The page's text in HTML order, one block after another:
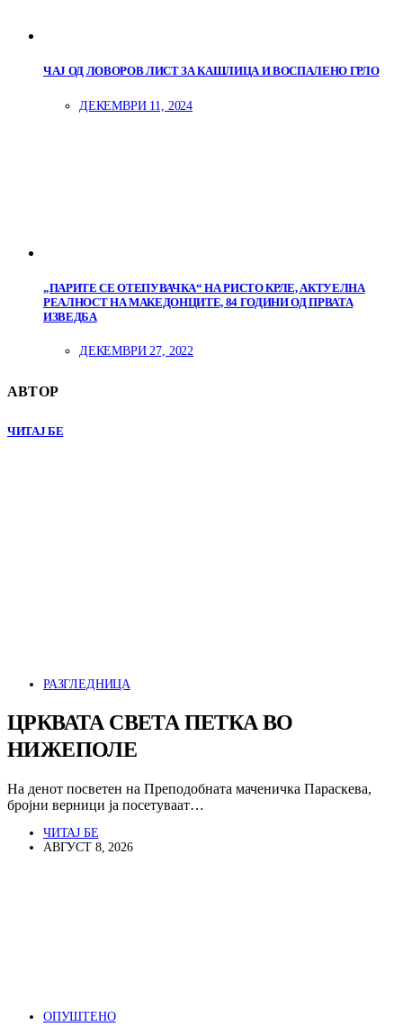
ЧАЈ ОД ЛОВОРОВ ЛИСТ ЗА КАШЛИЦА И ВОСПАЛЕНО ГРЛО
ДЕКЕМВРИ 11, 2024
„ПАРИТЕ СЕ ОТЕПУВАЧКА“ НА РИСТО КРЛЕ, АКТУЕЛНА
РЕАЛНОСТ НА МАКЕДОНЦИТЕ, 84 ГОДИНИ ОД ПРВАТА
ИЗВЕДБА
ДЕКЕМВРИ 27, 2022
АВТОР
ЧИТАЈ БЕ
РАЗГЛЕДНИЦА
ЦРКВАТА СВЕТА ПЕТКА ВО
НИЖЕПОЛЕ
На денот посветен на Преподобната маченичка Параскева,
бројни верници ја посетуваат…
ЧИТАЈ БЕ
АВГУСТ 8, 2026
ОПУШТЕНО